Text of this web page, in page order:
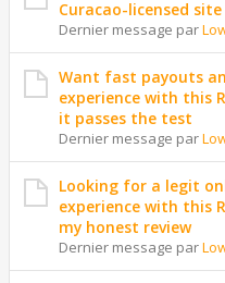
Curacao-licensed
Dernier message par
Want fast payouts
experience with this
it passes the test
Dernier message par
Looking for a legit
experience with this
my honest review
Dernier message par